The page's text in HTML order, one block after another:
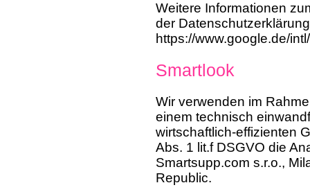
Weitere Informationen
der
https://www.google.de/
Smartlook
Wir verwenden im
einem technisch
wirtschaftlich-effizienten
Abs. 1 lit.f DSGVO die
Smartsupp.com s.r.o.,
Republic.